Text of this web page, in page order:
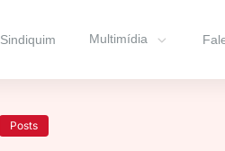
Sindiquim Multimídia
Posts